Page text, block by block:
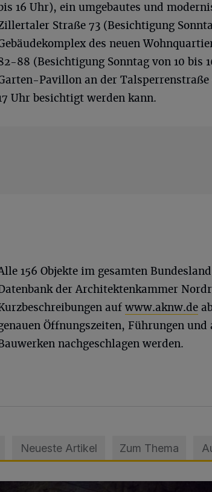
16 Uhr), ein umgebautes und
Straße 73 (Besichtigung
des neuen
88 (Besichtigung Sonntag von 10 bis
Pavillon an der Talsperrenstraße
Uhr besichtigt werden kann.
156 Objekte im gesamten
der Architektenkammer
auf www.aknw.de
Öffnungszeiten, Führungen
nachgeschlagen werden.
Neueste Artikel Zum Thema